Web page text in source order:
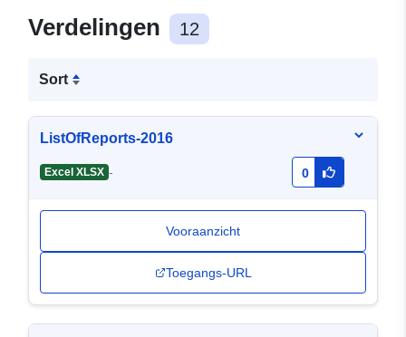
Verdelingen 12
Sort
ListOfReports-2016
Excel XLSX - 0
Vooraanzicht
Toegangs-URL